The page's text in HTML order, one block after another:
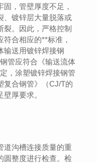
，管壁厚度不足，
、镀锌层大量脱落或
。因此，严格控制
合相应的**标准，
输送用镀锌焊接钢
管应符合《输送流体
，涂塑镀锌焊接钢管
复合钢管》（CJ/T的
厚要求。
道沟槽连接质量的重
圆整度进行检查。检